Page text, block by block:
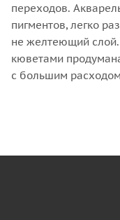
переходов.
пигментов, легко
не желтеющий
кюветами
с большим